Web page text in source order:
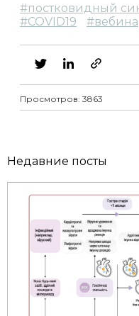
#постковидный
#COVID19 #
Просмотров: 3863
Недавние посты